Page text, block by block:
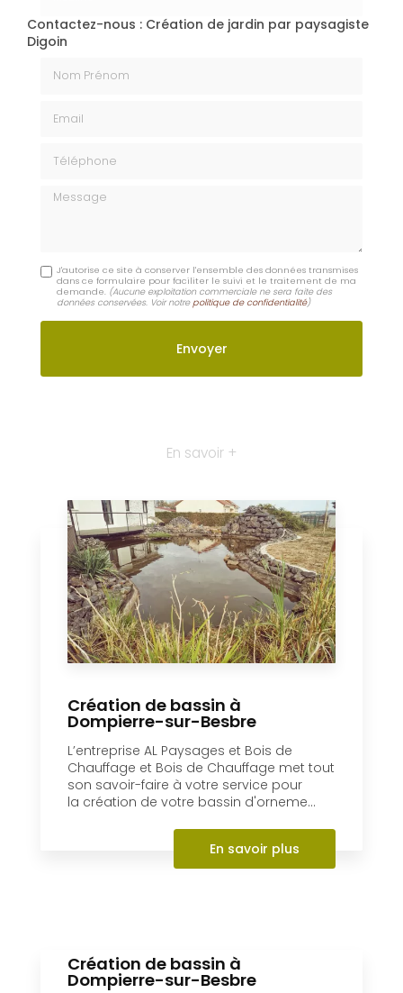
Aménagement de jardin zen
Aménagement jardin petite surface
Digoin
intervient à proximité de :
Dompierre-sur-Besbre
Moulins
Email
données conservées. Voir notrepolitique de confidentialité)
En savoir +
Chauffage et Bois de Chauffage met tout
son savoir-faire à votre service pour